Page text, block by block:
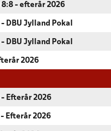
8:8 - efterår 2026
DBU Jylland Pokal
DBU Jylland Pokal
2026
- Efterår 2026
- Efterår 2026